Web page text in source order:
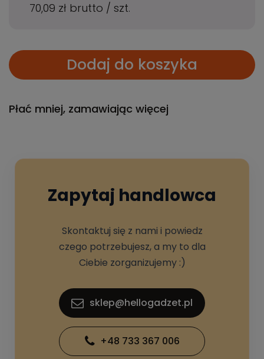
70,09 zł brutto / szt.
Dodaj do koszyka
Płać mniej, zamawiając więcej
Zapytaj handlowca
Skontaktuj się z nami i powiedz
czego potrzebujesz, a my to dla
Ciebie zorganizujemy :)
sklep@hellogadzet.pl
+48 733 367 006